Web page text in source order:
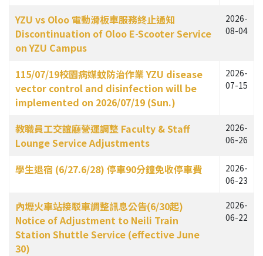
YZU vs Oloo 電動滑板車服務終止通知
Discontinuation of Oloo E-Scooter Service
on YZU Campus
2026-
08-04
115/07/19校園病媒蚊防治作業 YZU disease
vector control and disinfection will be
implemented on 2026/07/19 (Sun.)
2026-
07-15
教職員工交誼廳營運調整 Faculty & Staff
Lounge Service Adjustments
2026-
06-26
學生退宿 (6/27.6/28) 停車90分鐘免收停車費
2026-
06-23
內壢火車站接駁車調整訊息公告(6/30起)
Notice of Adjustment to Neili Train
Station Shuttle Service (effective June
30)
2026-
06-22